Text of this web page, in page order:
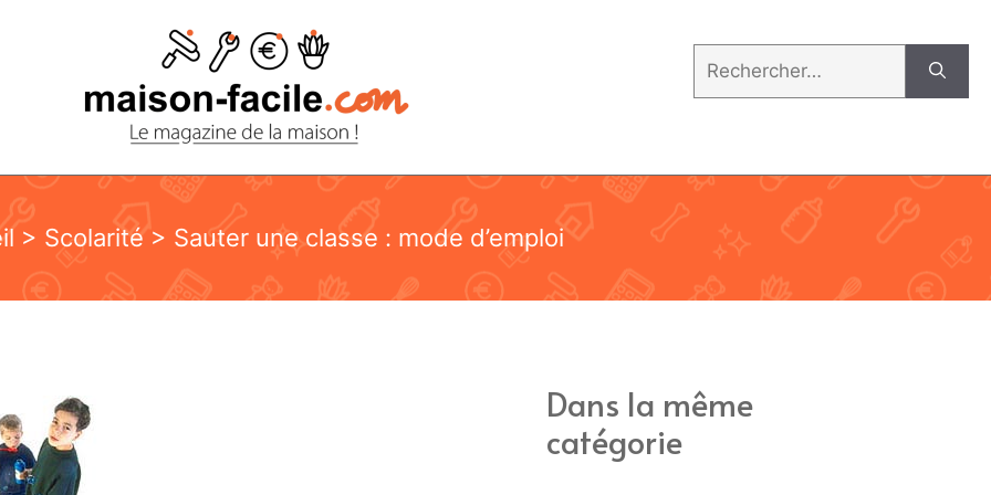
> Scolarité> Sauter une classe : mode d’emploi
Dans la même
catégorie